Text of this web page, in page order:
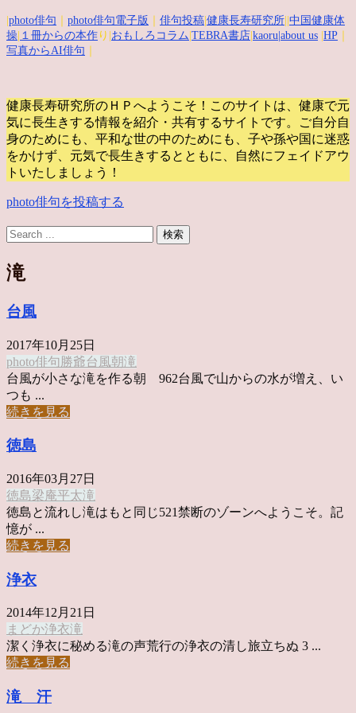
photo俳句 photo俳句電子版 俳句投稿 健康長寿研究所 中国健康体
操 １冊からの本作 り| おもしろコラム TEBRA書店 kaoru |about us HP
写真からAI俳句
健康長寿研究所のＨＰへようこそ！このサイトは、健康で元
気に長生きする情報を紹介・共有するサイトです。
ご自分自
身のためにも、平和な世の中のためにも、子や孫や国に迷惑
をかけず、元気で長生きするとともに、自然にフェイドアウ
トいたしましょう！
photo俳句を投稿する
滝
台風
2017年10月25日
photo俳句 勝爺台風朝滝
台風が小さな滝を作る朝 962台風で山からの水が増え、い
つも ...
続きを見る
徳島
2016年03月27日
徳島梁庵平太滝
徳島と流れし滝はもと同じ521禁断のゾーンへようこそ。記
憶が ...
続きを見る
浄衣
2014年12月21日
まどか浄衣滝
潔く浄衣に秘める滝の声荒行の浄衣の清し旅立ちぬ 3 ...
続きを見る
滝 汗